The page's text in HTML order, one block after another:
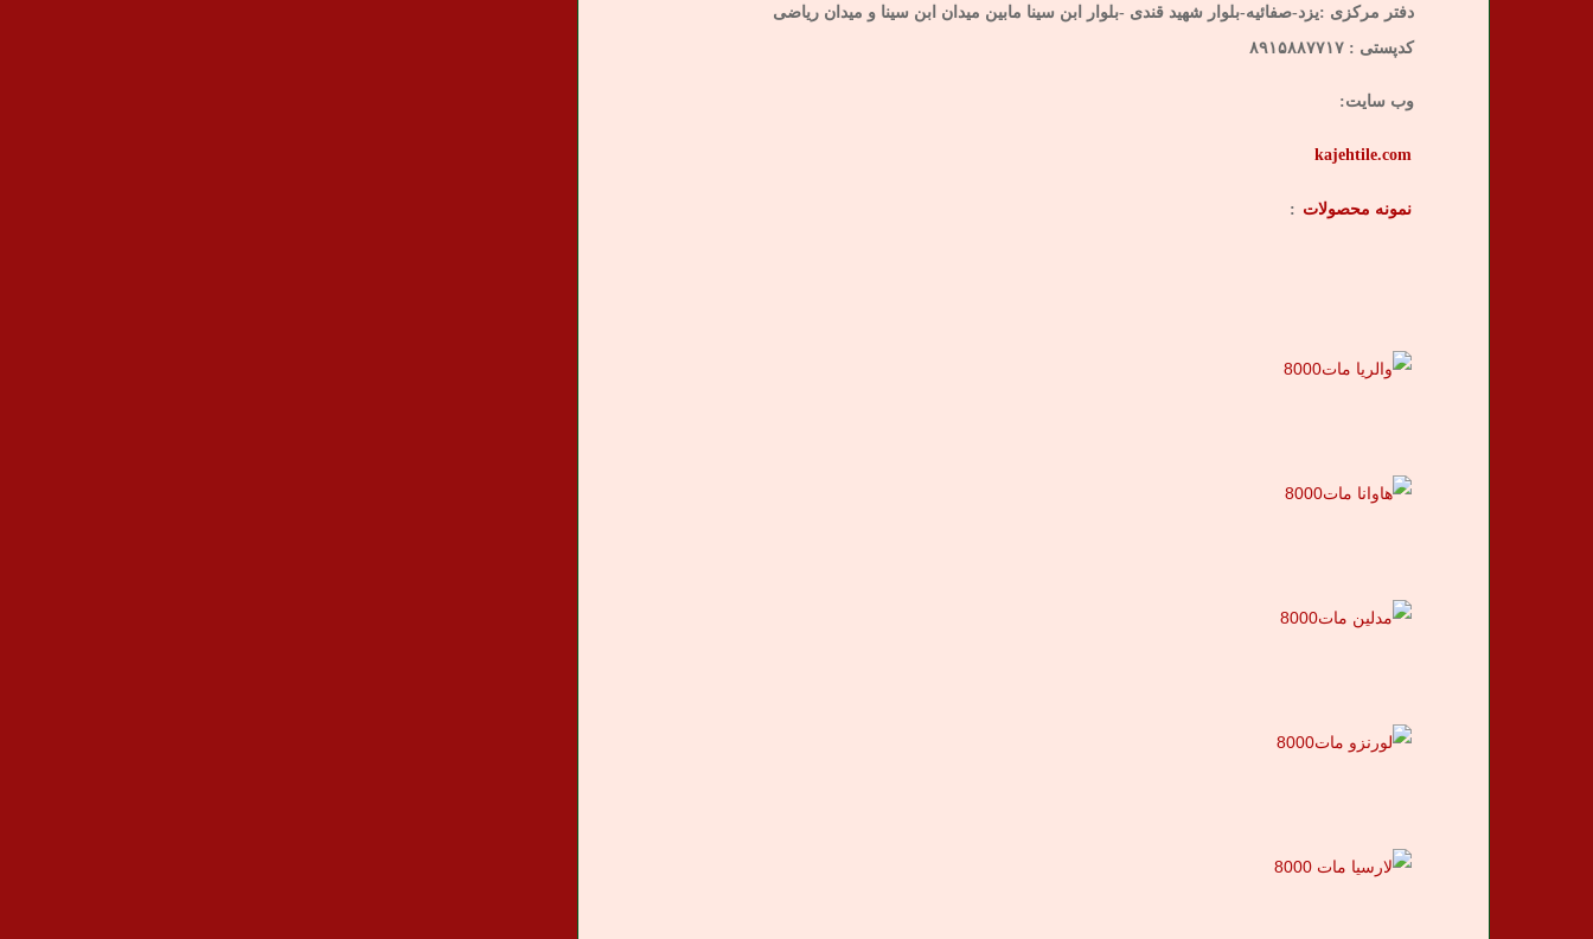
دفتر مرکزی :یزد-صفائیه-بلوار شهید قندی -بلوار ابن سینا مابین میدان ابن سینا و میدان ریاضی
کدپستی : ۸۹۱۵۸۸۷۷۱۷
وب سایت:
kajehtile.com
نمونه محصولات :